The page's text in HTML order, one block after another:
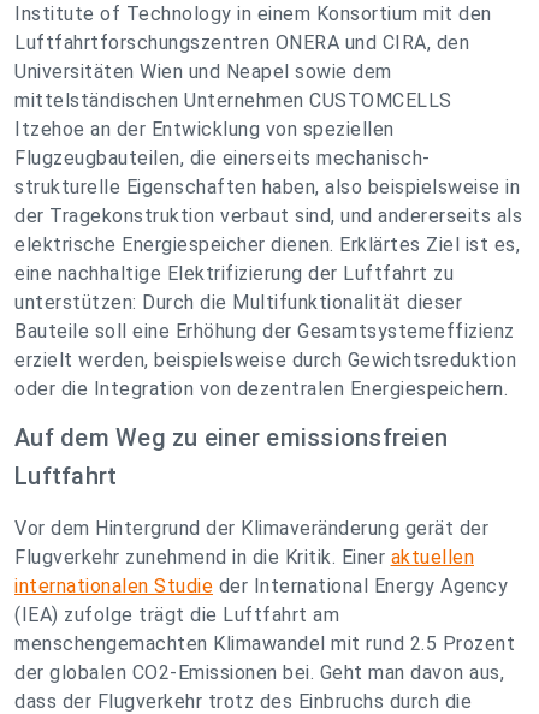
Institute of Technology in einem Konsortium mit den
Luftfahrtforschungszentren ONERA und CIRA, den
Universitäten Wien und Neapel sowie dem
mittelständischen Unternehmen CUSTOMCELLS
Itzehoe an der Entwicklung von speziellen
Flugzeugbauteilen, die einerseits mechanisch-
strukturelle Eigenschaften haben, also beispielsweise in
der Tragekonstruktion verbaut sind, und andererseits als
elektrische Energiespeicher dienen. Erklärtes Ziel ist es,
eine nachhaltige Elektrifizierung der Luftfahrt zu
unterstützen: Durch die Multifunktionalität dieser
Bauteile soll eine Erhöhung der Gesamtsystemeffizienz
erzielt werden, beispielsweise durch Gewichtsreduktion
oder die Integration von dezentralen Energiespeichern.
Auf dem Weg zu einer emissionsfreien
Luftfahrt
Vor dem Hintergrund der Klimaveränderung gerät der
Flugverkehr zunehmend in die Kritik. Einer aktuellen
internationalen Studie der International Energy Agency
(IEA) zufolge trägt die Luftfahrt am
menschengemachten Klimawandel mit rund 2.5 Prozent
der globalen CO2-Emissionen bei. Geht man davon aus,
dass der Flugverkehr trotz des Einbruchs durch die